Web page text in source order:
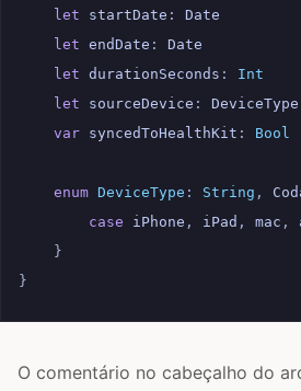
let
startDate :
Date
let endDate :
Date
let durationSeconds :
Int
let
sourceDevice :
DeviceType
var syncedToHealthKit : Bool
enum DeviceType : String ,
case
iPhone , iPad , mac ,
}
}
O comentário no cabeçalho do